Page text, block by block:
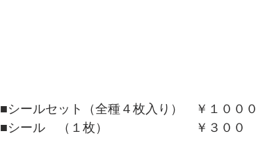
■シールセット（全種４枚入り）　￥１０００
■シール　（１枚）　　　　　　　￥３００